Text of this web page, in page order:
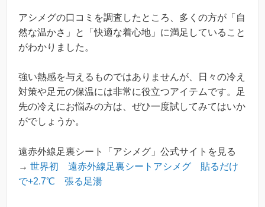
アシメグの口コミを調査したところ、多くの方が「自
然な温かさ」と「快適な着心地」に満足していること
がわかりました。
強い熱感を与えるものではありませんが、日々の冷え
対策や足元の保温には非常に役立つアイテムです。足
先の冷えにお悩みの方は、ぜひ一度試してみてはいか
がでしょうか。
遠赤外線足裏シート「アシメグ」公式サイトを見る
→ 世界初 遠赤外線足裏シートアシメグ 貼るだけ
で+2.7℃ 張る足湯